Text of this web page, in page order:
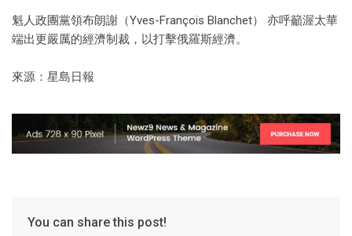
魁人政團黨領布朗謝（Yves-François Blanchet） 亦呼籲渥太華
端出更嚴厲的經濟制裁，以打擊俄羅斯經濟。
來源：星島日報
You can share this post!